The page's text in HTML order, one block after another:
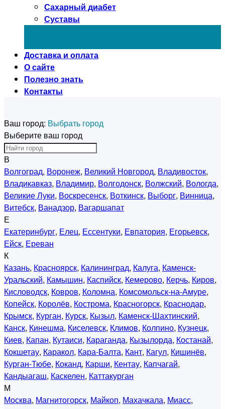
Сахарный диабет
Суставы
Доставка и оплата
О сайте
Полезно знать
Контакты
Ваш город: Выбрать город
Выберите ваш город
В
Волгоград, Воронеж, Великий Новгород, Владивосток,
Владикавказ, Владимир, Волгодонск, Волжский, Вологда,
Великие Луки, Воскресенск, Воткинск, Выборг, Винница,
Витебск, Ванадзор, Вагаршапат
Е
Екатеринбург, Елец, Ессентуки, Евпатория, Егорьевск,
Ейск, Ереван
К
Казань, Красноярск, Калининград, Калуга, Каменск-
Уральский, Камышин, Каспийск, Кемерово, Керчь, Киров,
Кисловодск, Ковров, Коломна, Комсомольск-на-Амуре,
Копейск, Королёв, Кострома, Красногорск, Краснодар,
Крымск, Курган, Курск, Кызыл, Каменск-Шахтинский,
Канск, Кинешма, Киселевск, Климов, Колпино, Кузнецк,
Киев, Капан, Кутаиси, Караганда, Кызылорда, Костанай,
Кокшетау, Каракол, Кара-Балта, Кант, Кагул, Кишинёв,
Курган-Тюбе, Коканд, Карши, Кентау, Капчагай,
Кандыагаш, Каскелен, Каттакурган
М
Москва, Магнитогорск, Майкоп, Махачкала, Миасс,